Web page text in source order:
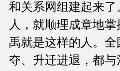
和关系网组建起来
人，就顺理成章地
禹就是这样的人。
夺、升迁进退，都